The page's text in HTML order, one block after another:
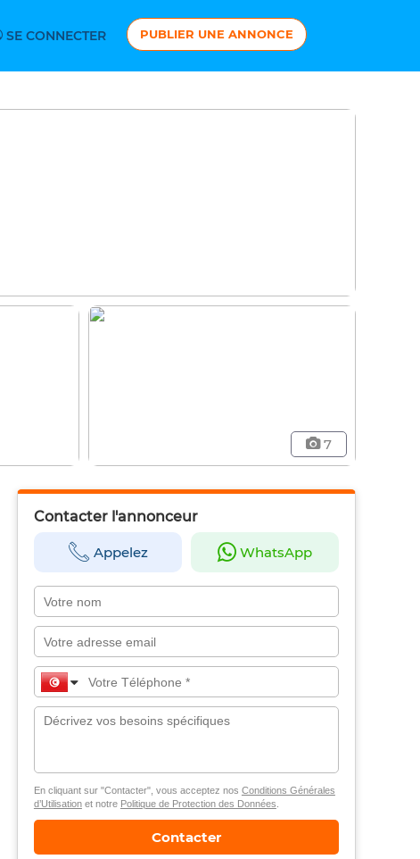
SE CONNECTER PUBLIER UNE ANNONCE
7
Contacter l'annonceur
Appelez WhatsApp
En cliquant sur "Contacter", vous acceptez nos Conditions Générales
d’Utilisationet notre Politique de Protection des Données
Contacter